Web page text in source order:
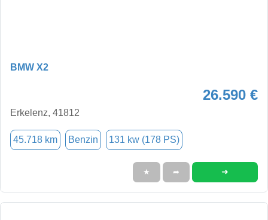
BMW X2
26.590 €
Erkelenz, 41812
45.718 km Benzin 131 kw (178 PS)
★ ➦ ➜